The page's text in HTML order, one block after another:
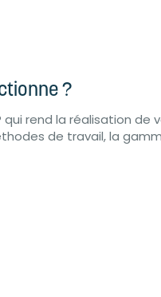
?
rend la réalisation de
de travail, la